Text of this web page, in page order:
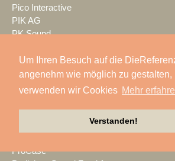
Um Ihren Besuch auf die
angenehm wie möglich zu gestalten,
verwenden wir Cookies Mehr
Verstanden!
Pico Interactive
PIK AG
PK Sound
Point Source Audio
POOLgroup
PowerLightsAugsburg
PRG
ProCase